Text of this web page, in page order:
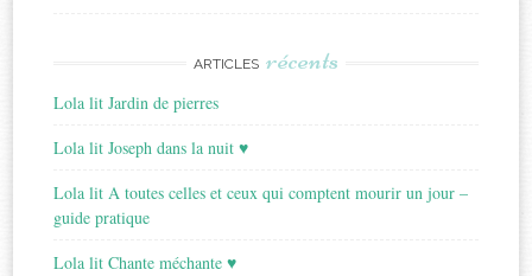
ARTICLES récents
Lola lit Jardin de pierres
Lola lit Joseph dans la nuit ♥
Lola lit A toutes celles et ceux qui comptent mourir un jour –
guide pratique
Lola lit Chante méchante ♥